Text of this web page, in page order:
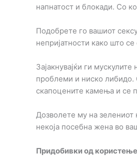
напнатост и блокади. Со
Подобрете го вашиот
непријатности како што
Зајакнувајќи ги
проблеми и ниско либидо.
скапоцените камења и се
Дозволете му на зелениот
некоја посебна жена во
Придобивки од